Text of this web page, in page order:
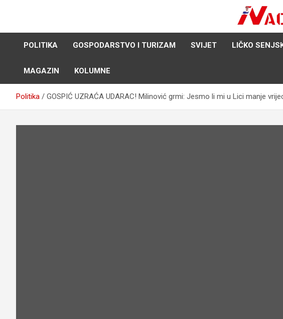
Nacija želi
POLITIKA
GOSPODARSTVO I TURIZAM SVIJET LIČKO
MAGAZIN KOLUMNE
Politika GOSPIĆ UZRAĆA UDARAC! Milinović grmi: Jesmo li mi u Lici manje